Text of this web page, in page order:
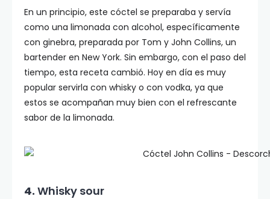
En un principio, este cóctel se preparaba y servía
como una limonada con alcohol, específicamente
con ginebra, preparada por Tom y John Collins, un
bartender en New York. Sin embargo, con el paso del
tiempo, esta receta cambió. Hoy en día es muy
popular servirla con whisky o con vodka, ya que
estos se acompañan muy bien con el refrescante
sabor de la limonada.
4. Whisky sour